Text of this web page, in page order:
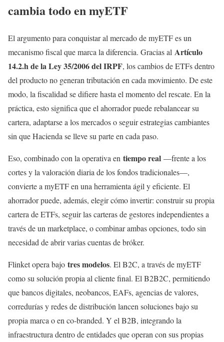
cambia todo en myETF
El argumento para conquistar al mercado de myETF es un
mecanismo fiscal que marca la diferencia. Gracias al Artículo
14.2.h de la Ley 35/2006 del IRPF, los cambios de ETFs dentro
del producto no generan tributación en cada movimiento. De este
modo, la fiscalidad se difiere hasta el momento del rescate. En la
práctica, esto significa que el ahorrador puede rebalancear su
cartera, adaptarse a los mercados o seguir estrategias cambiantes
sin que Hacienda se lleve su parte en cada paso.
Eso, combinado con la operativa en tiempo real —frente a los
cortes y la valoración diaria de los fondos tradicionales—,
convierte a myETF en una herramienta ágil y eficiente. El
ahorrador puede, además, elegir cómo invertir: construir su propia
cartera de ETFs, seguir las carteras de gestores independientes a
través de un marketplace, o combinar ambas opciones, todo sin
necesidad de abrir varias cuentas de bróker.
Flinket opera bajo tres modelos. El B2C, a través de myETF
como su solución propia al cliente final. El B2B2C, permitiendo
que bancos digitales, neobancos, EAFs, agencias de valores,
corredurías y redes de distribución lancen soluciones bajo su
propia marca o en co-branded. Y el B2B, integrando la
infraestructura dentro de entidades que operan con sus propias